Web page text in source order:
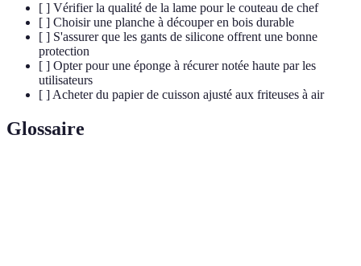
[ ] Vérifier la qualité de la lame pour le couteau de chef
[ ] Choisir une planche à découper en bois durable
[ ] S'assurer que les gants de silicone offrent une bonne
protection
[ ] Opter pour une éponge à récurer notée haute par les
utilisateurs
[ ] Acheter du papier de cuisson ajusté aux friteuses à air
Glossaire